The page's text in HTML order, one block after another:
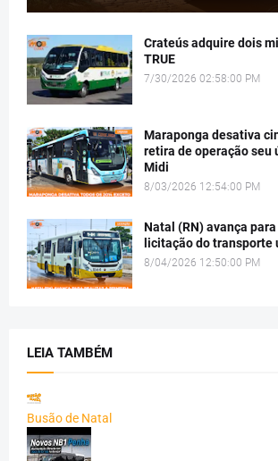
Crateús adquire dois
TRUE
7/30/2026 02:58:00 PM
Maraponga desativa
retira de operação seu
Midi
8/03/2026 12:54:00 PM
Natal (RN) avança
licitação do transporte
8/04/2026 12:50:00 PM
LEIA TAMBÉM
Busão de Natal